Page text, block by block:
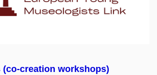
(co-creation workshops)